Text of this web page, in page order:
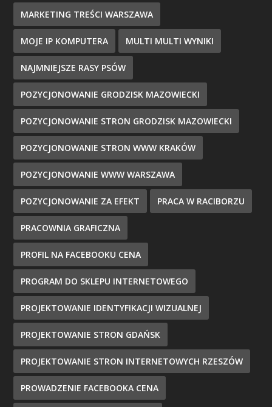
MARKETING TREŚCI WARSZAWA
MOJE IP KOMPUTERA MULTI MULTI WYNIKI
NAJMNIEJSZE RASY PSÓW
POZYCJONOWANIE GRODZISK MAZOWIECKI
POZYCJONOWANIE STRON GRODZISK MAZOWIECKI
POZYCJONOWANIE STRON WWW KRAKÓW
POZYCJONOWANIE WWW WARSZAWA
POZYCJONOWANIE ZA EFEKT PRACA W RACIBORZU
PRACOWNIA GRAFICZNA
PROFIL NA FACEBOOKU CENA
PROGRAM DO SKLEPU INTERNETOWEGO
PROJEKTOWANIE IDENTYFIKACJI WIZUALNEJ
PROJEKTOWANIE STRON GDAŃSK
PROJEKTOWANIE STRON INTERNETOWYCH RZESZÓW
PROWADZENIE FACEBOOKA CENA